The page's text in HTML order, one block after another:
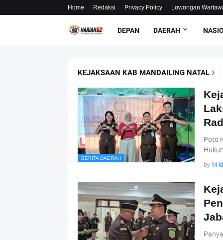
Home Redaksi Privacy Policy Lowongan
DEPAN DAERAH
KEJAKSAAN KAB MANDAILING NATAL
BERITA DAERAH
Poto
by M